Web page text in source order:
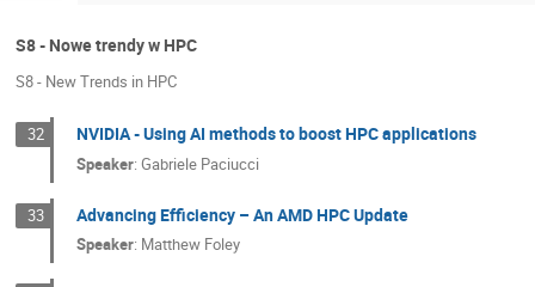
S8 - Nowe trendy w HPC
S8 - New Trends in HPC
32 NVIDIA - Using AI methods to boost HPC applications
Speaker:Gabriele Paciucci
33 Advancing Efficiency – An AMD HPC Update
Speaker: Matthew Foley